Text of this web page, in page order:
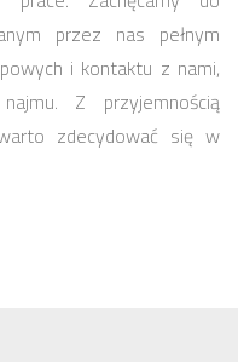
przez nas pełnym
i kontaktu z nami,
Z przyjemnością
zdecydować się w